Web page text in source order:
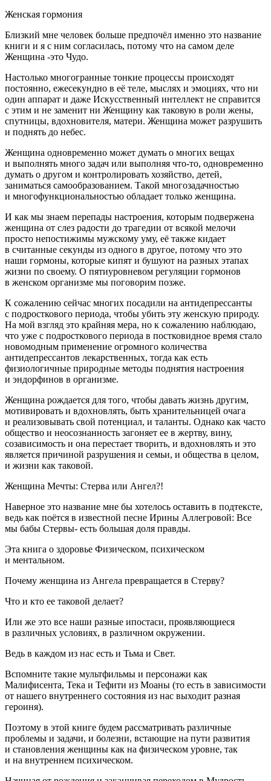
Женская гормония
Близкий мне человек больше предпочёл именно это название
книги и я с ним согласилась, потому что на самом деле
Женщина -это Чудо.
Настолько многогранные тонкие процессы происходят
постоянно, ежесекундно в её теле, мыслях и эмоциях, что ни
один аппарат и даже Искусственный интеллект не справится
с этим и не заменит ни Женщину как таковую в роли жены,
спутницы, вдохновителя, матери. Женщина может разрушить
и поднять до небес.
Женщина одновременно может думать о многих вещах
и выполнять много задач или выполняя что-то, одновременно
думать о другом и контролировать хозяйство, детей,
заниматься самообразованием. Такой многозадачностью
и многофункциональностью обладает только женщина.
И как мы знаем перепады настроения, которым подвержена
женщина от слез радости до трагедии от всякой мелочи
просто непостижимы мужскому уму, её также кидает
в считанные секунды из одного в другое, потому что это
наши гормоны, которые кипят и бушуют на разных этапах
жизни по своему. О пятиуровневом регуляции гормонов
в женском организме мы поговорим позже.
К сожалению сейчас многих посадили на антидепрессанты
с подросткового периода, чтобы убить эту женскую природу.
На мой взгляд это крайняя мера, но к сожалению наблюдаю,
что уже с подросткового периода в постковидное время стало
новомодным применение огромного количества
антидепрессантов лекарственных, тогда как есть
физиологичные природные методы поднятия настроения
и эндорфинов в организме.
Женщина рождается для того, чтобы давать жизнь другим,
мотивировать и вдохновлять, быть хранительницей очага
и реализовывать свой потенциал, и таланты. Однако как часто
общество и неосознанность загоняет ее в жертву, вину,
созависимость и она перестает творить, и вдохновлять и это
является причиной разрушения и семьи, и общества в целом,
и жизни как таковой.
Женщина Мечты: Стерва или Ангел?!
Наверное это название мне бы хотелось оставить в подтексте,
ведь как поётся в известной песне Ирины Аллегровой: Все
мы бабы Стервы- есть большая доля правды.
Эта книга о здоровье Физическом, психическом
и ментальном.
Почему женщина из Ангела превращается в Стерву?
Что и кто ее таковой делает?
Или же это все наши разные ипостаси, проявляющиеся
в различных условиях, в различном окружении.
Ведь в каждом из нас есть и Тьма и Свет.
Вспомните такие мультфильмы и персонажи как
Малифисента, Тека и Тефити из Моаны (то есть в зависимости
от нашего внутреннего состояния из нас выходит разная
героиня).
Поэтому в этой книге будем рассматривать различные
проблемы и задачи, и болезни, встающие на пути развития
и становления женщины как на физическом уровне, так
и на внутреннем психическом.